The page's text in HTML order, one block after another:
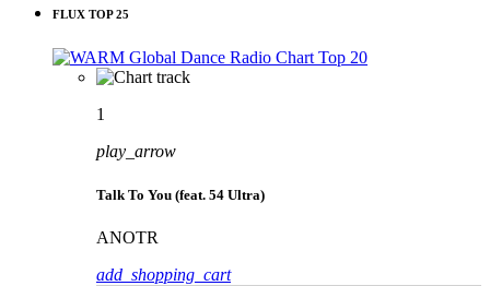
FLUX TOP 25
1
play_arrow
Talk To You (feat. 54 Ultra)
ANOTR
add_shopping_cart